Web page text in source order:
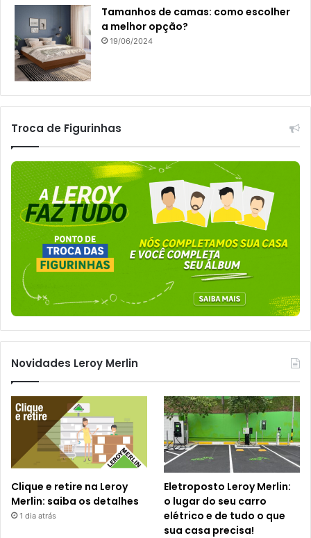
Tamanhos de camas: como escolher
a melhor opção?
19/06/2024
Troca de Figurinhas
Novidades Leroy Merlin
Clique e retire na Leroy
Merlin: saiba os detalhes
1 dia atrás
Eletroposto Leroy Merlin:
o lugar do seu carro
elétrico e de tudo o que
sua casa precisa!